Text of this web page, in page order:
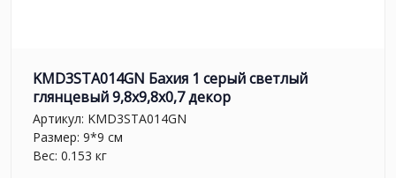
KMD3STA014GN Бахия 1 серый светлый
глянцевый 9,8x9,8x0,7 декор
Артикул: KMD3STA014GN
Размер: 9*9 см
Вес: 0.153 кг